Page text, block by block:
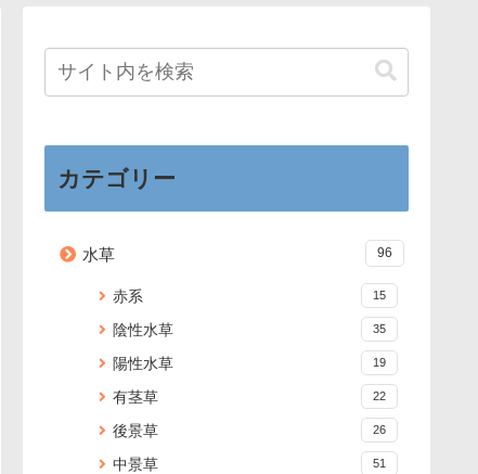
カテゴリー
水草 96
赤系 15
陰性水草 35
陽性水草 19
有茎草 22
後景草 26
中景草 51